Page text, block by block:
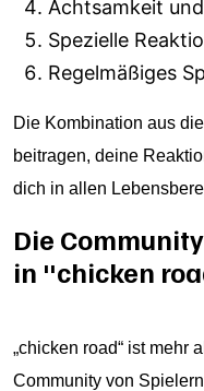
Achtsamkeit
Spezielle
Regelmäßiges
Die Kombination aus
beitragen, deine
dich in allen
Die
in "chicken
„chicken road“ ist mehr
Community von